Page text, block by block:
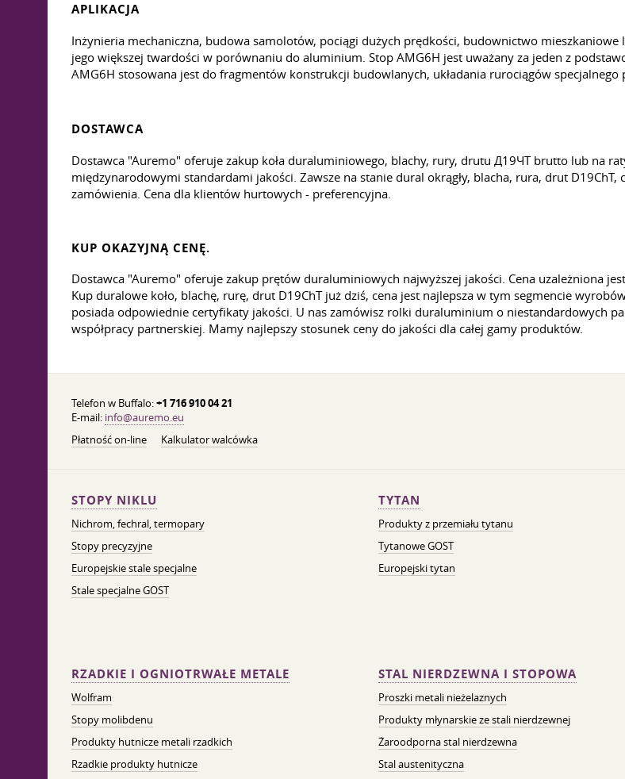
APLIKACJA
Inżynieria mechaniczna, budowa samolotów, pociągi dużych prędkości, budownictwo
jego większej twardości w porównaniu do aluminium. Stop AMG6H jest uważany za jeden z
AMG6H stosowana jest do fragmentów konstrukcji budowlanych, układania rurociągów specjalnego
DOSTAWCA
Dostawca "Auremo" oferuje zakup koła duraluminiowego, blachy, rury, drutu Д19ЧТ brutto lub na
międzynarodowymi standardami jakości. Zawsze na stanie dural okrągły, blacha, rura, drut D19ChT,
zamówienia. Cena dla klientów hurtowych - preferencyjna.
KUP OKAZYJNĄ CENĘ.
Dostawca "Auremo" oferuje zakup prętów duraluminiowych najwyższej jakości. Cena uzależniona
Kup duralowe koło, blachę, rurę, drut D19ChT już dziś, cena jest najlepsza w tym segmencie
posiada odpowiednie certyfikaty jakości. U nas zamówisz rolki duraluminium o niestandardowych
współpracy partnerskiej. Mamy najlepszy stosunek ceny do jakości dla całej gamy produktów.
Telefon w Buffalo:+1 716 910 04 21
E-mail: info@auremo.eu
Płatność on-line
Kalkulator walcówka
STOPY NIKLU
Nichrom, fechral, termopary
Stopy precyzyjne
Europejskie stale specjalne
Stale specjalne GOST
TYTAN
Produkty z przemiału tytanu
Tytanowe GOST
Europejski tytan
RZADKIE I OGNIOTRWAŁE METALE
Wolfram
Stopy molibdenu
Produkty hutnicze metali rzadkich
Rzadkie produkty hutnicze
STAL NIERDZEWNA I STOPOWA
Proszki metali nieżelaznych
Produkty młynarskie ze stali nierdzewnej
Żaroodporna stal nierdzewna
Stal austenityczna